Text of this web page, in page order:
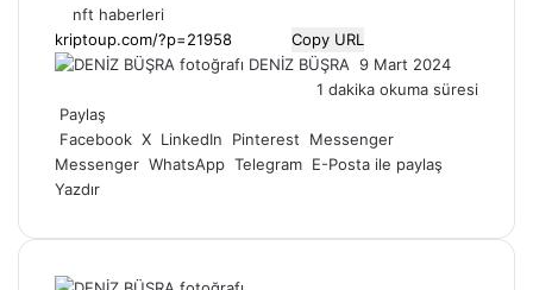
nft haberleri
Copy URL
DENİZ BÜŞRA Bir
e-
göndermek
9 Mart 2024
1 dakika okuma süresi
Paylaş
Facebook X LinkedIn Pinterest
Messenger
Messenger WhatsApp Telegram E-Posta ile paylaş
Yazdır